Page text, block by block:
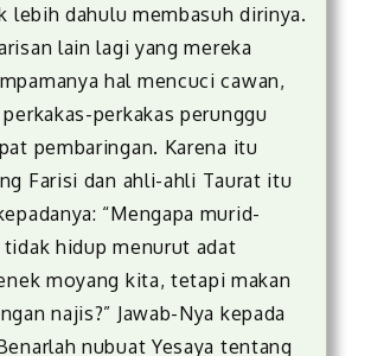
lebih dahulu membasuh dirinya.
lain lagi yang mereka
hal mencuci cawan,
perkakas perunggu
pembaringan. Karena itu
Farisi dan ahli-ahli Taurat itu
nya: “Mengapa murid-
hidup menurut adat
moyang kita, tetapi makan
najis?” Jawab-Nya kepada
nubuat Yesaya tentang